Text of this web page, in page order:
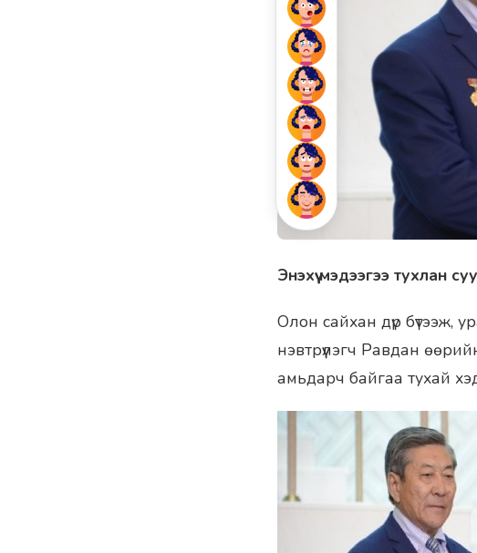
Энэхүү мэдээгээ тухлан
Олон сайхан дүр бүтээж,
нэвтрүүлэгч Равдан
амьдарч байгаа тухай